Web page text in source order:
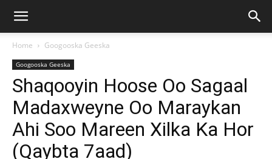
Home Googooska Geeska
Googooska Geeska
Shaqooyin Hoose Oo Sagaal
Madaxweyne Oo Maraykan
Ahi Soo Mareen Xilka Ka Hor
(Qaybta 7aad)